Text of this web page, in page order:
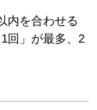
内を合わせる
回」が最多、2